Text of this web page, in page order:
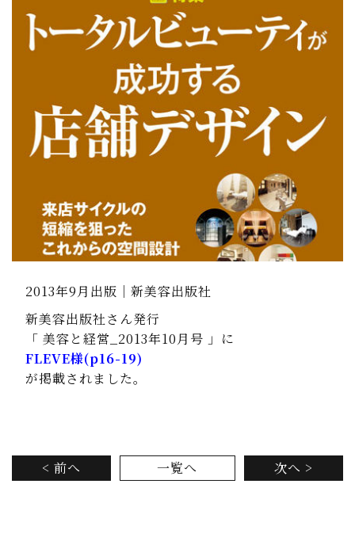
2013年9月出版｜新美容出版社
新美容出版社さん発行
「 美容と経営_2013年10月号 」に
FLEVE様(p16-19)
が掲載されました。
< 前へ 一覧へ 次へ >